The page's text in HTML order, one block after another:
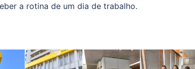
a rotina de um dia de trabalho.